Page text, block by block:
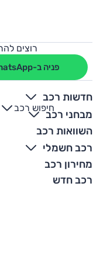
רוצים
פניה ב-WhatsApp
חדשות רכב
מבחני רכב
השוואות רכב
רכב חשמלי
מחירון רכב
רכב חדש
חיפוש רכב
+
-